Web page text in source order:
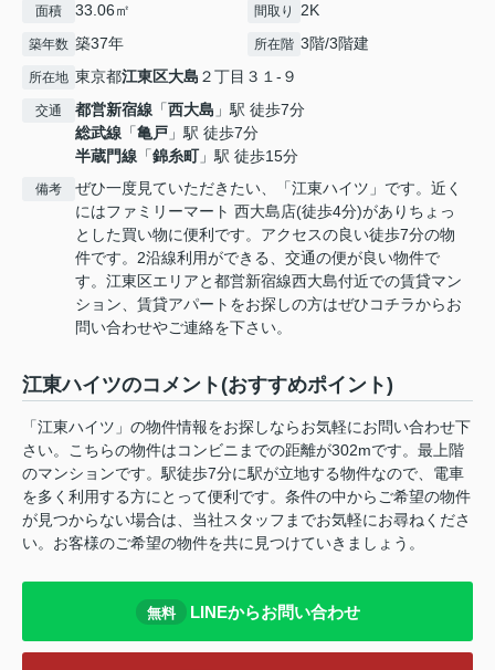
面積 33.06㎡ 間取り 2K
築年数 築37年 所在階 3階/3階建
所在地 東京都江東区大島 ２丁目３１-９
交通 都営新宿線 「西大島 」駅 徒歩7分
総武線 「亀戸 」駅 徒歩7分
半蔵門線 「錦糸町」駅 徒歩15分
備考
ぜひ一度見ていただきたい、「江東ハイツ」です。近く
にはファミリーマート 西大島店(徒歩4分)がありちょっ
とした買い物に便利です。アクセスの良い徒歩7分の物
件です。2沿線利用ができる、交通の便が良い物件で
す。江東区エリアと都営新宿線西大島付近での賃貸マン
ション、賃貸アパートをお探しの方はぜひコチラからお
問い合わせやご連絡を下さい。
江東ハイツのコメント(おすすめポイント)
「江東ハイツ」の物件情報をお探しならお気軽にお問い合わせ下
さい。こちらの物件はコンビニまでの距離が302mです。最上階
のマンションです。駅徒歩7分に駅が立地する物件なので、電車
を多く利用する方にとって便利です。条件の中からご希望の物件
が見つからない場合は、当社スタッフまでお気軽にお尋ねくださ
い。お客様のご希望の物件を共に見つけていきましょう。
無料 LINEからお問い合わせ